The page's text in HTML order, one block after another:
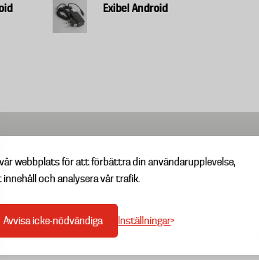
webbplats för att förbättra din användarupplevelse,
och analysera vår trafik.
Avvisa icke-nödvändiga Inställningar
Exibel Android